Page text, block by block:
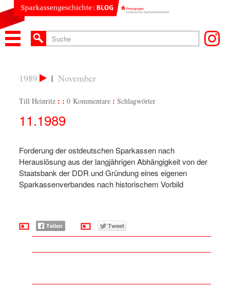
1 November
1989
Till Heinritz 0 Kommentare Schlagwörter
11.1989
Forderung der ostdeutschen Sparkassen nach
Herauslösung aus der langjährigen Abhängigkeit von der
Staatsbank der DDR und Gründung eines eigenen
Sparkassenverbandes nach historischem Vorbild